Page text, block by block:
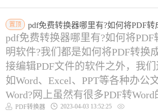
置顶 pdf免费转换器哪里有?如何将PDF转
pdf免费转换器哪里有?如何将
明软件?我们都是如何将PDF转换
接编辑PDF文件的软件之外，我
如Word、Excel、PPT等各种办公
Word?网上虽然有很多PDF转
PDF转换器 2023-04-03 13:52:25